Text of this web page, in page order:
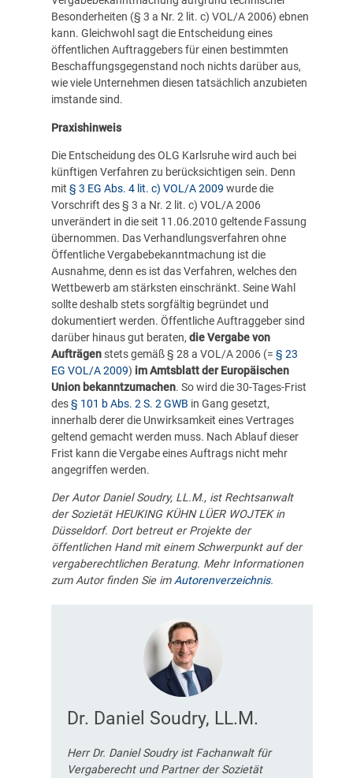
Besonderheiten (§ 3 a Nr. 2 lit. c) VOL/A 2006) ebnen
kann. Gleichwohl sagt die Entscheidung eines
öffentlichen Auftraggebers für einen bestimmten
Beschaffungsgegenstand noch nichts darüber aus,
wie viele Unternehmen diesen tatsächlich anzubieten
imstande sind.
Praxishinweis
Die Entscheidung des OLG Karlsruhe wird auch bei
künftigen Verfahren zu berücksichtigen sein. Denn
mit § 3 EG Abs. 4 lit. c) VOL/A 2009 wurde die
Vorschrift des § 3 a Nr. 2 lit. c) VOL/A 2006
unverändert in die seit 11.06.2010 geltende Fassung
übernommen. Das Verhandlungsverfahren ohne
Öffentliche Vergabebekanntmachung ist die
Ausnahme, denn es ist das Verfahren, welches den
Wettbewerb am stärksten einschränkt. Seine Wahl
sollte deshalb stets sorgfältig begründet und
dokumentiert werden. Öffentliche Auftraggeber sind
darüber hinaus gut beraten, die Vergabe von
Aufträgenstets gemäß § 28 a VOL/A 2006 (= § 23
EG VOL/A 2009) im Amtsblatt der Europäischen
Union bekanntzumachen. So wird die 30-Tages-Frist
des§ 101 b Abs. 2 S. 2 GWB in Gang gesetzt,
innerhalb derer die Unwirksamkeit eines Vertrages
geltend gemacht werden muss. Nach Ablauf dieser
Frist kann die Vergabe eines Auftrags nicht mehr
angegriffen werden.
Der Autor Daniel Soudry, LL.M., ist Rechtsanwalt
der Sozietät HEUKING KÜHN LÜER WOJTEK in
Düsseldorf. Dort betreut er Projekte der
öffentlichen Hand mit einem Schwerpunkt auf der
vergaberechtlichen Beratung. Mehr Informationen
zum Autor finden Sie im Autorenverzeichnis.
Dr. Daniel Soudry, LL.M.
Herr Dr. Daniel Soudry ist Fachanwalt für
Vergaberecht und Partner der Sozietät